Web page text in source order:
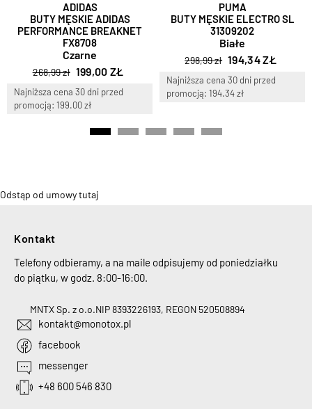
ADIDAS
BUTY MĘSKIE ADIDAS
PERFORMANCE BREAKNET
FX8708
Czarne
268,99 zł 199,00 ZŁ
Najniższa cena 30 dni przed
promocją: 199.00 zł
PUMA
BUTY MĘSKIE ELECTRO SL
31309202
Białe
298,99 zł 194,34 ZŁ
Najniższa cena 30 dni przed
promocją: 194.34 zł
Odstąp od umowy tutaj
Kontakt
Telefony odbieramy, a na maile odpisujemy od poniedziałku
do piątku, w godz. 8:00-16:00.
MNTX Sp. z o.o.NIP 8393226193, REGON 520508894
kontakt@monotox.pl
facebook
messenger
+48 600 546 830